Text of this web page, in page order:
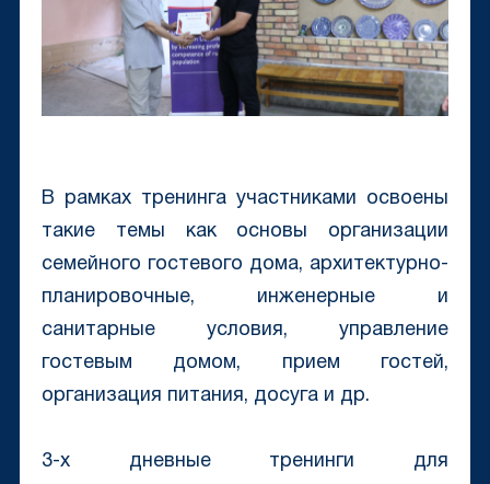
В рамках тренинга участниками освоены
такие темы как основы организации
семейного гостевого дома, архитектурно-
планировочные, инженерные и
санитарные условия, управление
гостевым домом, прием гостей,
организация питания, досуга и др.
3-х дневные тренинги для